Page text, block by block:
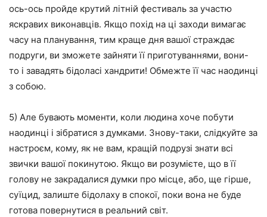
ось-ось пройде крутий літній фестиваль за участю
яскравих виконавців. Якщо похід на ці заходи вимагає
часу на планування, тим краще дня вашої страждає
подруги, ви зможете зайняти її приготуваннями, вони-
то і завадять бідоласі хандрити! Обмежте її час наодинці
з собою.
5) Але бувають моменти, коли людина хоче побути
наодинці і зібратися з думками. Знову-таки, слідкуйте за
настроєм, кому, як не вам, кращій подрузі знати всі
звички вашої покинутою. Якщо ви розумієте, що в її
голову не закрадалися думки про місце, або, ще гірше,
суїцид, залиште бідолаху в спокої, поки вона не буде
готова повернутися в реальний світ.